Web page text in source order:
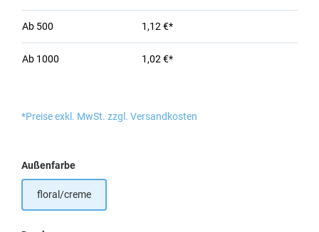
Ab 500 1,12 €*
Ab 1000 1,02 €*
*Preise exkl. MwSt. zzgl. Versandkosten
Außenfarbeauswählen
floral/creme